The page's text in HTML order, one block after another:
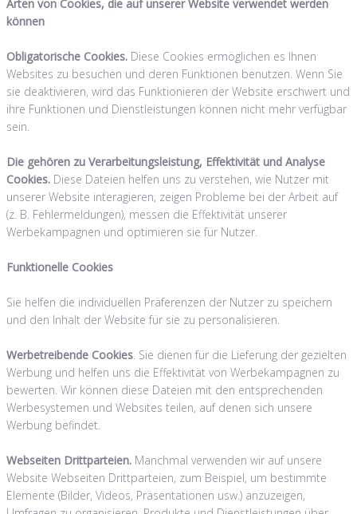
Arten von Cookies, die auf unserer Website verwendet werden
können
Obligatorische Cookies. Diese Cookies ermöglichen es Ihnen
Websites zu besuchen und deren Funktionen benutzen. Wenn Sie
sie deaktivieren, wird das Funktionieren der Website erschwert und
ihre Funktionen und Dienstleistungen können nicht mehr verfügbar
sein.
Die gehören zu Verarbeitungsleistung, Effektivität und Analyse
Cookies. Diese Dateien helfen uns zu verstehen, wie Nutzer mit
unserer Website interagieren, zeigen Probleme bei der Arbeit auf
(z. B. Fehlermeldungen), messen die Effektivität unserer
Werbekampagnen und optimieren sie für Nutzer.
Funktionelle Cookies
Sie helfen die individuellen Präferenzen der Nutzer zu speichern
und den Inhalt der Website für sie zu personalisieren.
Werbetreibende Cookies . Sie dienen für die Lieferung der gezielten
Werbung und helfen uns die Effektivität von Werbekampagnen zu
bewerten. Wir können diese Dateien mit den entsprechenden
Werbesystemen und Websites teilen, auf denen sich unsere
Werbung befindet.
Webseiten Drittparteien. Manchmal verwenden wir auf unsere
Website Webseiten Drittparteien, zum Beispiel, um bestimmte
Elemente (Bilder, Videos, Präsentationen usw.) anzuzeigen,